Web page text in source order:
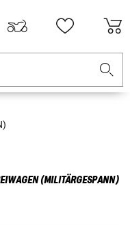
(MILITÄRGESPANN)